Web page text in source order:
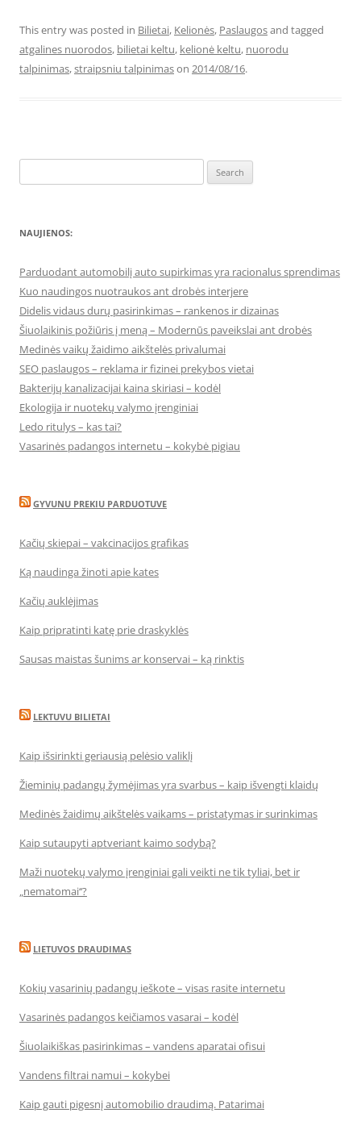
This entry was posted in Bilietai, Kelionės, Paslaugosand tagged
atgalines nuorodos, bilietai keltu, kelionė keltu, nuorodu
talpinimas,straipsniu talpinimason 2014/08/16.
for:
NAUJIENOS:
Parduodant automobilį auto supirkimas yra racionalus sprendimas
Kuo naudingos nuotraukos ant drobės interjere
Didelis vidaus durų pasirinkimas – rankenos ir dizainas
Šiuolaikinis požiūris į meną – Modernūs paveikslai ant drobės
Medinės vaikų žaidimo aikštelės privalumai
SEO paslaugos – reklama ir fizinei prekybos vietai
Bakterijų kanalizacijai kaina skiriasi – kodėl
Ekologija ir nuotekų valymo įrenginiai
Ledo ritulys – kas tai?
Vasarinės padangos internetu – kokybė pigiau
GYVUNU PREKIU PARDUOTUVE
Kačių skiepai – vakcinacijos grafikas
Ką naudinga žinoti apie kates
Kačių auklėjimas
Kaip pripratinti katę prie draskyklės
Sausas maistas šunims ar konservai – ką rinktis
LEKTUVU BILIETAI
Kaip išsirinkti geriausią pelėsio valiklį
Žieminių padangų žymėjimas yra svarbus – kaip išvengti klaidų
Medinės žaidimų aikštelės vaikams – pristatymas ir surinkimas
Kaip sutaupyti aptveriant kaimo sodybą?
Maži nuotekų valymo įrenginiai gali veikti ne tik tyliai, bet ir
„nematomai‘‘?
LIETUVOS DRAUDIMAS
Kokių vasarinių padangų ieškote – visas rasite internetu
Vasarinės padangos keičiamos vasarai – kodėl
Šiuolaikiškas pasirinkimas – vandens aparatai ofisui
Vandens filtrai namui – kokybei
Kaip gauti pigesnį automobilio draudimą. Patarimai